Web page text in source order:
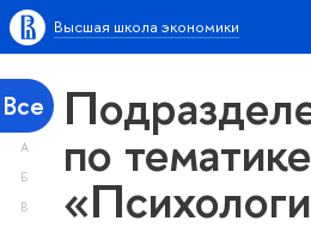
Высшая школа экономики
Все
А
Б
В
по тематике